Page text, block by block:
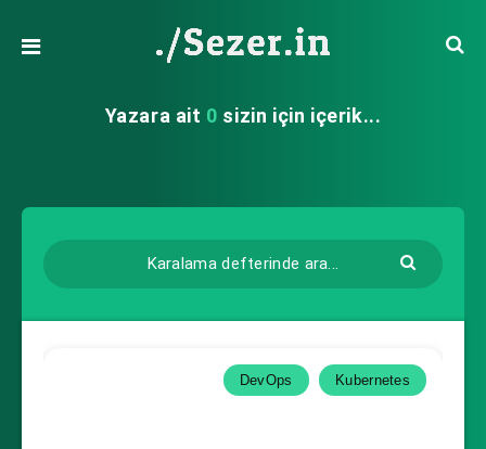
Yazara ait 0 sizin için içerik...
DevOps Kubernetes